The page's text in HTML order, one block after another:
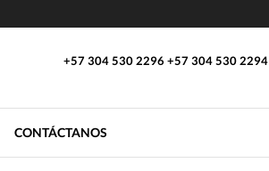
+57 304 530 2296 +57 304 530 2294
CONTÁCTANOS